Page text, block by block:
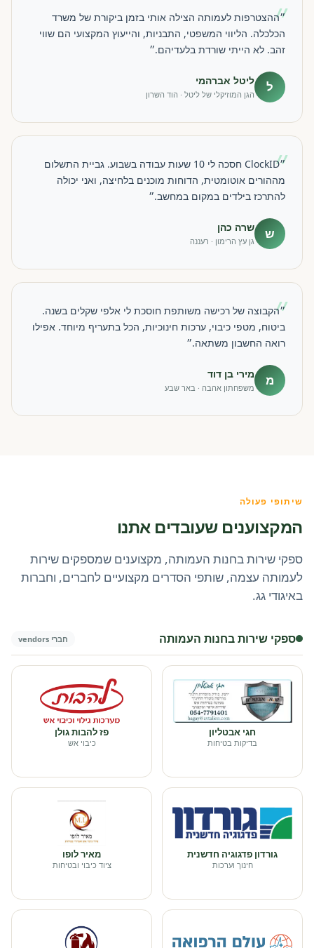
״
״ההצטרפות לעמותה הצילה אותי בזמן ביקורת של משרד
הכלכלה. הליווי המשפטי, התבניות, והייעוץ המקצועי הם שווי
זהב. לא הייתי שורדת בלעדיהם.״
ל ליטל אברהמי
הגן המוזיקלי של ליטל · הוד השרון
״
״ClockID חסכה לי 10 שעות עבודה בשבוע. גביית התשלום
מההורים אוטומטית, הדוחות מוכנים בלחיצה, ואני יכולה
להתרכז בילדים במקום במחשב.״
ש שרה כהן
גן עץ הרימון · רעננה
״
״הקבוצה של רכישה משותפת חוסכת לי אלפי שקלים בשנה.
ביטוח, מטפי כיבוי, ערכות חינוכיות, הכל בתעריף מיוחד. אפילו
רואה החשבון משתאה.״
מ מירי בן דוד
משפחתון אהבה · באר שבע
שיתופי פעולה
המקצוענים שעובדים אתנו
ספקי שירות בחנות העמותה, מקצוענים שמספקים שירות
לעמותה עצמה, שותפי הסדרים מקצועיים לחברים, וחברות
באיגודי גג.
ספקי שירות בחנות העמותה חברי vendors
חגי אבטליון
בדיקות בטיחות
פז להבות גולן
כיבוי אש
גורדון פדגוגיה חדשנית
חינוך וערכות
מאיר לופו
ציוד כיבוי ובטיחות